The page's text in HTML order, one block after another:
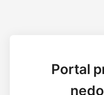
Portal